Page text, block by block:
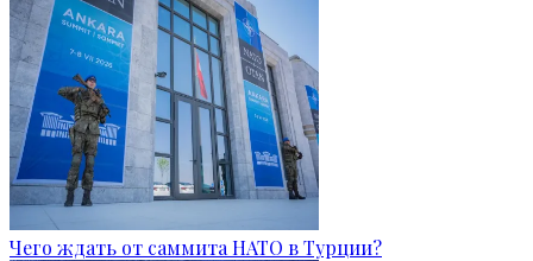
Чего ждать от саммита НАТО в Турции?